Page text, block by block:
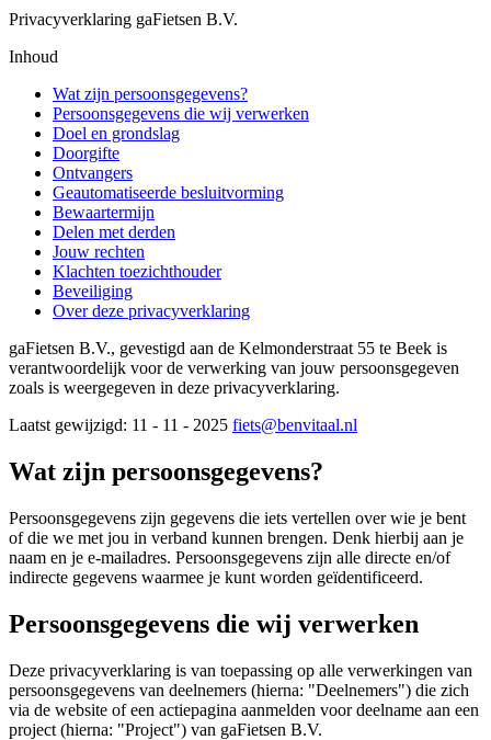
Privacyverklaring gaFietsen B.V.
Inhoud
Wat zijn persoonsgegevens?
Persoonsgegevens die wij verwerken
Doel en grondslag
Doorgifte
Ontvangers
Geautomatiseerde besluitvorming
Bewaartermijn
Delen met derden
Jouw rechten
Klachten toezichthouder
Beveiliging
Over deze privacyverklaring
gaFietsen B.V., gevestigd aan de Kelmonderstraat 55 te Beek is
verantwoordelijk voor de verwerking van jouw persoonsgegeven
zoals is weergegeven in deze privacyverklaring.
Laatst gewijzigd: 11 - 11 - 2025 fiets@benvitaal.nl
Wat zijn persoonsgegevens?
Persoonsgegevens zijn gegevens die iets vertellen over wie je bent
of die we met jou in verband kunnen brengen. Denk hierbij aan je
naam en je e-mailadres. Persoonsgegevens zijn alle directe en/of
indirecte gegevens waarmee je kunt worden geïdentificeerd.
Persoonsgegevens die wij verwerken
Deze privacyverklaring is van toepassing op alle verwerkingen van
persoonsgegevens van deelnemers (hierna: "Deelnemers") die zich
via de website of een actiepagina aanmelden voor deelname aan een
project (hierna: "Project") van gaFietsen B.V.